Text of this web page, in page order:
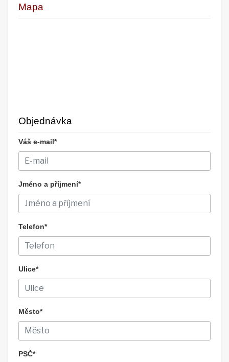
Mapa
Objednávka
Váš e-mail*
Jméno a příjmení*
Telefon*
Ulice*
Město*
PSČ*